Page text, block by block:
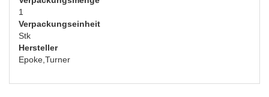
1
Verpackungseinheit
Stk
Hersteller
Epoke,Turner